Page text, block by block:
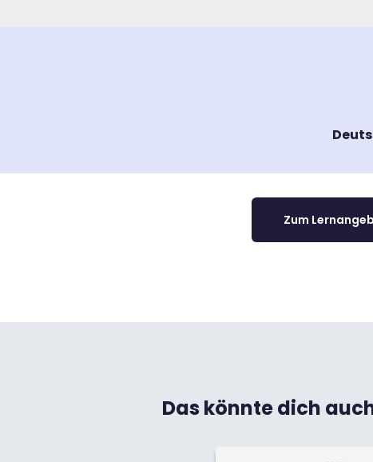
Zum
Das könnte dich